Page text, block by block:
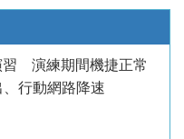
習 演練期間機捷正常
行動網路降速